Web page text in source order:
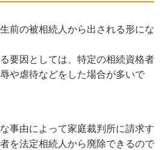
前の被相続人から出される形にな
要因としては、特定の相続資格者
や虐待などをした場合が多いで
事由によって家庭裁判所に請求す
を法定相続人から廃除できるので